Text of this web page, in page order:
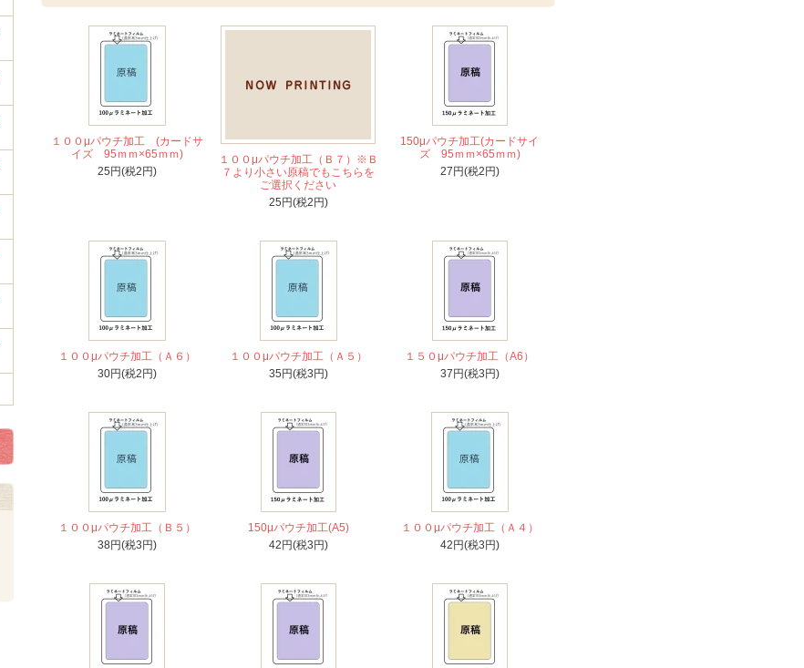
１００μパウチ加工 (カードサ
イズ 95ｍｍ×65ｍｍ)
25円(税2円)
１００μパウチ加工（Ｂ７）※Ｂ
７より小さい原稿でもこちらを
ご選択ください
25円(税2円)
150μパウチ加工(カードサイ
ズ 95ｍｍ×65ｍｍ)
27円(税2円)
１００μパウチ加工（Ａ６）
30円(税2円)
１００μパウチ加工（Ａ５）
35円(税3円)
１５０μパウチ加工（A6）
37円(税3円)
１００μパウチ加工（Ｂ５）
38円(税3円)
150μパウチ加工(A5)
42円(税3円)
１００μパウチ加工（Ａ４）
42円(税3円)